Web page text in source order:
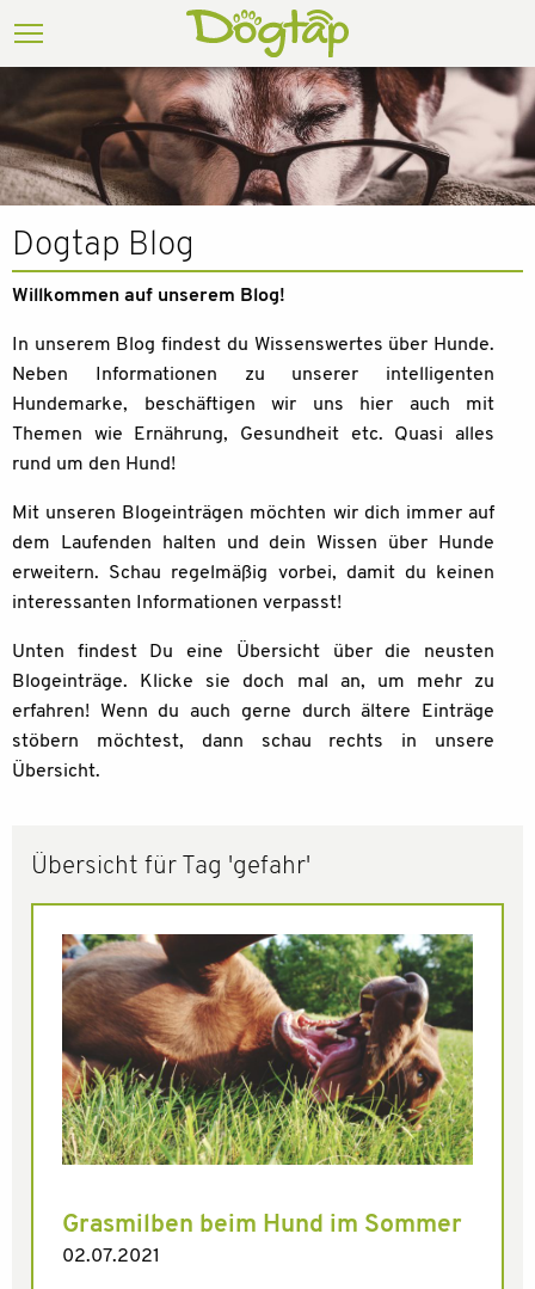
Dogtap Blog
Willkommen auf unserem Blog!
In unserem Blog findest du Wissenswertes über Hunde.
Neben Informationen zu unserer intelligenten
Hundemarke, beschäftigen wir uns hier auch mit
Themen wie Ernährung, Gesundheit etc. Quasi alles
rund um den Hund!
Mit unseren Blogeinträgen möchten wir dich immer auf
dem Laufenden halten und dein Wissen über Hunde
erweitern. Schau regelmäßig vorbei, damit du keinen
interessanten Informationen verpasst!
Unten findest Du eine Übersicht über die neusten
Blogeinträge. Klicke sie doch mal an, um mehr zu
erfahren! Wenn du auch gerne durch ältere Einträge
stöbern möchtest, dann schau rechts in unsere
Übersicht.
Übersicht für Tag 'gefahr'
Grasmilben beim Hund im Sommer
02.07.2021